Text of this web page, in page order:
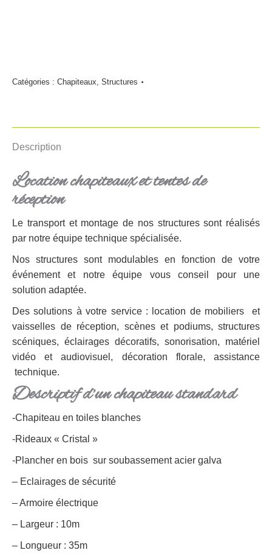
Catégories : Chapiteaux Structures
Description
Location chapiteaux et tentes de
réception
Le transport et montage de nos structures sont réalisés
par notre équipe technique spécialisée.
Nos structures sont modulables en fonction de votre
événement et notre équipe vous conseil pour une
solution adaptée.
Des solutions à votre service : location de mobiliers et
vaisselles de réception, scènes et podiums, structures
scéniques, éclairages décoratifs, sonorisation, matériel
vidéo et audiovisuel, décoration florale, assistance
technique.
Descriptif d’un chapiteau standard
-Chapiteau en toiles blanches
-Rideaux « Cristal »
-Plancher en bois sur soubassement acier galva
– Eclairages de sécurité
– Armoire électrique
– Largeur : 10m
– Longueur : 35m